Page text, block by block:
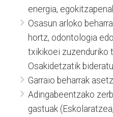
energia,
Osasun arloko
hortz, odontologia
txikikoei zuzenduriko
Osakidetzatik
Garraio beharrak
Adingabeentzako
gastuak